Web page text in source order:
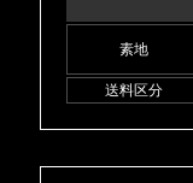
素地
送料区分